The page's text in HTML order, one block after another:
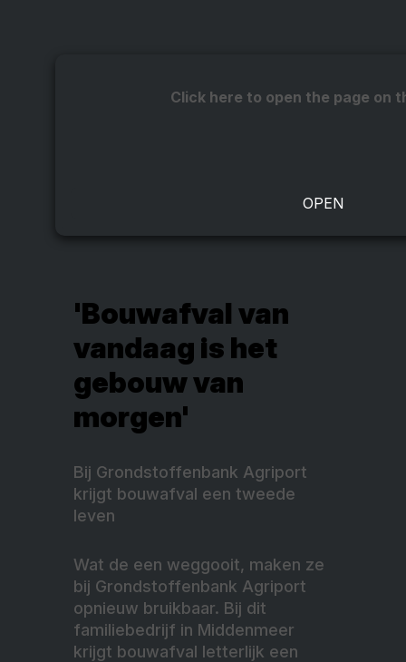
Click here to open the page on
'Bouwafval van
vandaag is het
gebouw van
morgen'
Bij Grondstoffenbank Agriport
krijgt bouwafval een tweede
leven
Wat de een weggooit, maken ze
bij Grondstoffenbank Agriport
opnieuw bruikbaar. Bij dit
familiebedrijf in Middenmeer
krijgt bouwafval letterlijk een